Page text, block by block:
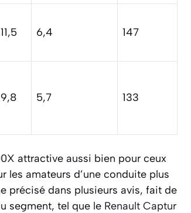
11,5 6,4 147
9,8 5,7 133
attractive aussi bien pour ceux
amateurs d’une conduite plus
précisé dans plusieurs avis, fait de
segment, tel que le Renault Captur